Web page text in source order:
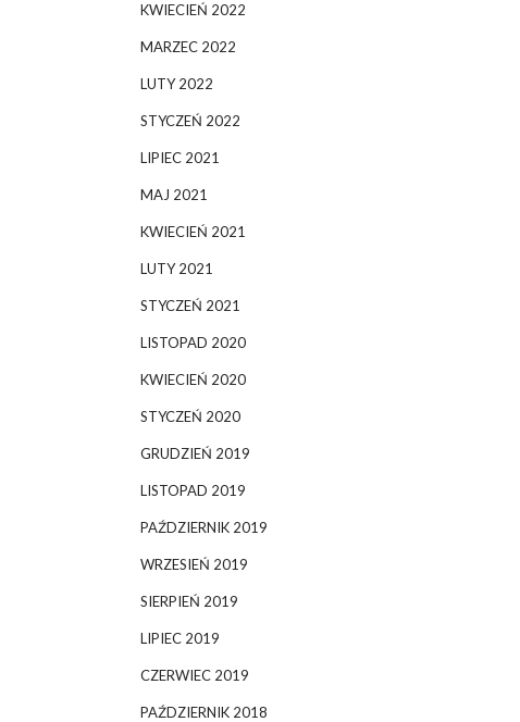
KWIECIEŃ 2022
MARZEC 2022
LUTY 2022
STYCZEŃ 2022
LIPIEC 2021
MAJ 2021
KWIECIEŃ 2021
LUTY 2021
STYCZEŃ 2021
LISTOPAD 2020
KWIECIEŃ 2020
STYCZEŃ 2020
GRUDZIEŃ 2019
LISTOPAD 2019
PAŹDZIERNIK 2019
WRZESIEŃ 2019
SIERPIEŃ 2019
LIPIEC 2019
CZERWIEC 2019
PAŹDZIERNIK 2018